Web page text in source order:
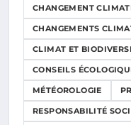
CHANGEMENT
CHANGEMENTS
CLIMAT ET
CONSEILS
MÉTÉOROLOGIE
RESPONSABILITÉ